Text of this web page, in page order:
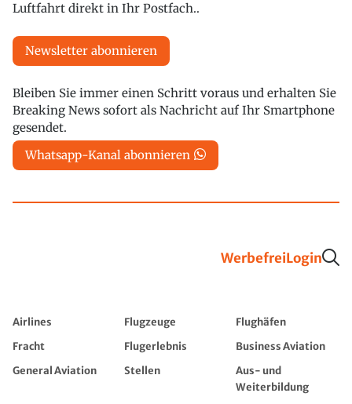
Luftfahrt direkt in Ihr Postfach..
Newsletter abonnieren
Bleiben Sie immer einen Schritt voraus und erhalten Sie
Breaking News sofort als Nachricht auf Ihr Smartphone
gesendet.
Whatsapp-Kanal abonnieren
WerbefreiLogin
Airlines Flugzeuge
Flughäfen
Fracht
Flugerlebnis
Business Aviation
General Aviation
Stellen
Aus- und
Weiterbildung